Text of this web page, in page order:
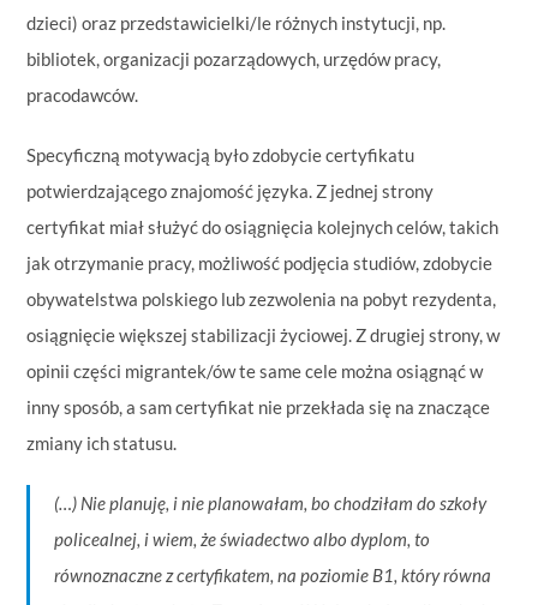
dzieci) oraz przedstawicielki/le różnych instytucji, np.
bibliotek, organizacji pozarządowych, urzędów pracy,
pracodawców.
Specyficzną motywacją było zdobycie certyfikatu
potwierdzającego znajomość języka. Z jednej strony
certyfikat miał służyć do osiągnięcia kolejnych celów, takich
jak otrzymanie pracy, możliwość podjęcia studiów, zdobycie
obywatelstwa polskiego lub zezwolenia na pobyt rezydenta,
osiągnięcie większej stabilizacji życiowej. Z drugiej strony, w
opinii części migrantek/ów te same cele można osiągnąć w
inny sposób, a sam certyfikat nie przekłada się na znaczące
zmiany ich statusu.
(…) Nie planuję, i nie planowałam, bo chodziłam do szkoły
policealnej, i wiem, że świadectwo albo dyplom, to
równoznaczne z certyfikatem, na poziomie B1, który równa